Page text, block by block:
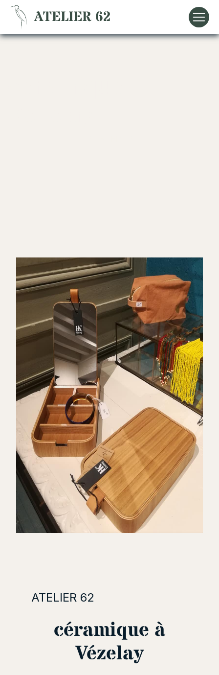
ATELIER 62
ATELIER 62
céramique à
Vézelay
Panneau de gestion des cookies